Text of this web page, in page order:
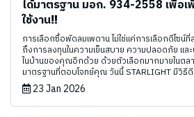
ได้มาตรฐาน มอก. 934-2558 เพื่อเ
ใช้งาน‼
การเลือกซื้อพัดลมเพดาน ไม่ใช่แค่การเลือกดีไซน์
ถึงการลงทุนในความเย็นสบาย ความปลอดภัย แล
ในบ้านของคุณอีกด้วย ด้วยตัวเลือกมากมายในตล
มาตรฐานที่ตอบโจทย์คุณ วันนี้ STARLIGHT มีวิธี
23 Jan 2026